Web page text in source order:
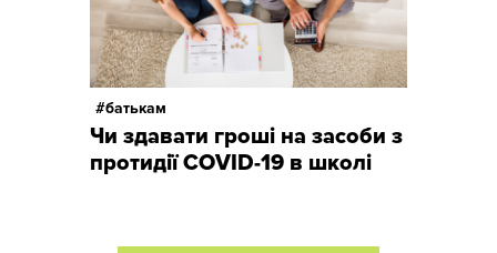
батькам
Чи здавати гроші на засоби з
протидії COVID-19 в школі